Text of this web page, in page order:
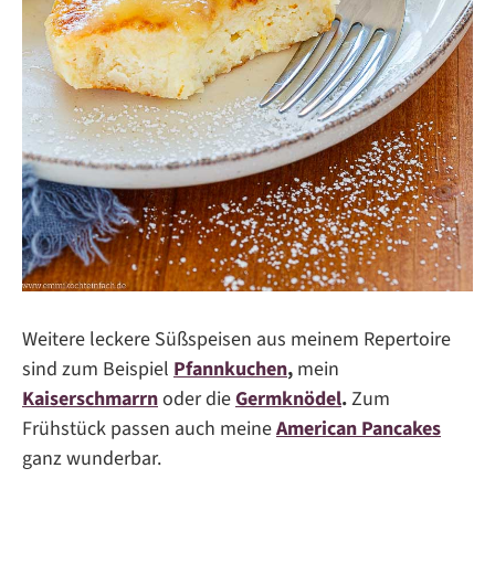
Weitere leckere Süßspeisen aus meinem Repertoire
sind zum Beispiel Pfannkuchen, mein
Kaiserschmarrnoder dieGermknödel.Zum
Frühstück passen auch meineAmerican Pancakes
ganz wunderbar.